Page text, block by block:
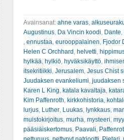
Avainsanat: ahne varas,
Augustinus, Da Vincin koodi, Dante,
, ennustaa, eurooppalainen, Fjodor
Helen C Orchhard , helvetti,
hylkää, hylkiö, hyväksikäyttö,
itsekritiikki, Jerusalem, Jesus Chist
Juudaksen evankeliumi, juudaksen
Karen L King, katala kavaltaja,
Kim Paffenroth, kirkkohistoria,
lurjus, Luther, Luukas, lynkkaus,
muistokirjoitus, murha, mysteeri,
pääsiäiskertomus, Paavali,